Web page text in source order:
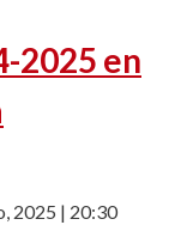
2025 en
2025 | 20:30